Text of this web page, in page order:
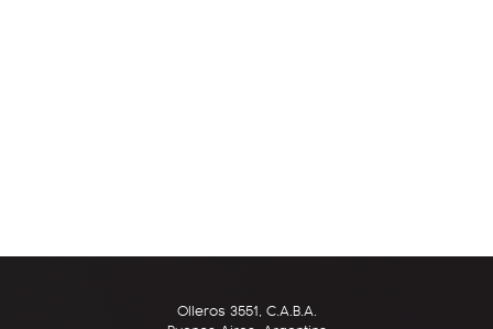
Olleros 3551, C.A.B.A.